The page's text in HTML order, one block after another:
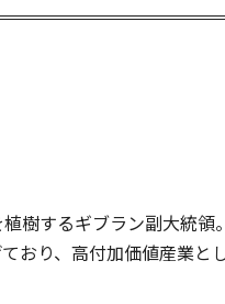
樹するギブラン副大統領
おり、高付加価値産業と